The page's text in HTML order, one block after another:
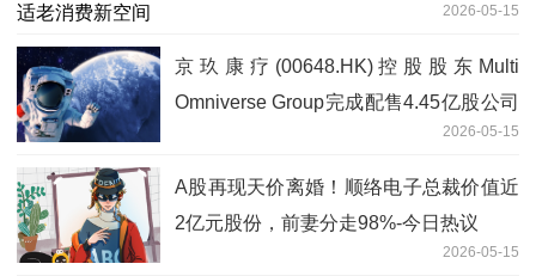
2026-05-15
京玖康疗(00648.HK)控股股东Multi
Omniverse Group完成配售4.45亿股公司
2026-05-15
A股再现天价离婚！顺络电子总裁价值近
2亿元股份，前妻分走98%-今日热议
2026-05-15